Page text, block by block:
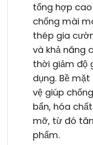
tổng hợp
chống mài
thép gia
và khả năng
thời giảm độ
dụng. Bề
vệ giúp
bẩn, hóa
mỡ, từ đó
phẩm.